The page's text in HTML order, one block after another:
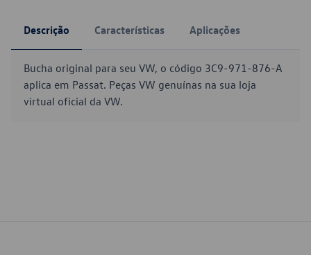
Descrição Características Aplicações
Bucha original para seu VW, o código 3C9-971-876-A
aplica em Passat. Peças VW genuínas na sua loja
virtual oficial da VW.